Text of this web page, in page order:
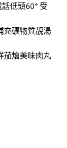
低頭60° 受
充礦物質靚湯
茄燴美味肉丸